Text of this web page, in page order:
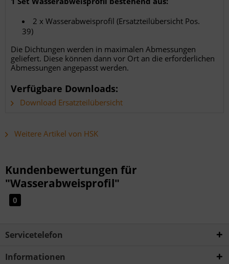
2 x Wasserabweisprofil (Ersatzteilübersicht Pos.
39)
Die Dichtungen werden in maximalen Abmessungen
geliefert. Diese können dann vor Ort an die erforderlichen
Abmessungen angepasst werden.
Verfügbare Downloads:
Download Ersatzteilübersicht
Weitere Artikel von HSK
Kundenbewertungen für
"Wasserabweisprofil"
0
Servicetelefon
Informationen